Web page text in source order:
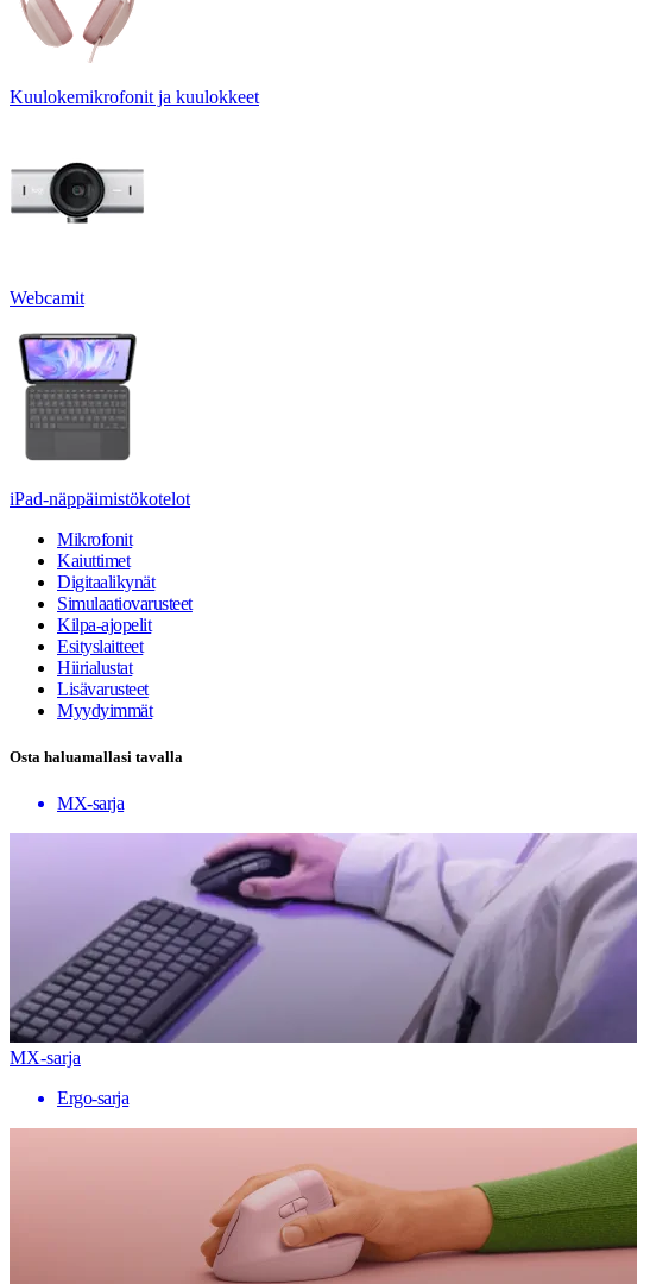
Kuulokemikrofonit ja kuulokkeet
Webcamit
iPad-näppäimistökotelot
Mikrofonit
Kaiuttimet
Digitaalikynät
Simulaatiovarusteet
Kilpa-ajopelit
Esityslaitteet
Hiirialustat
Lisävarusteet
Myydyimmät
Osta haluamallasi tavalla
MX-sarja
MX-sarja
Ergo-sarja